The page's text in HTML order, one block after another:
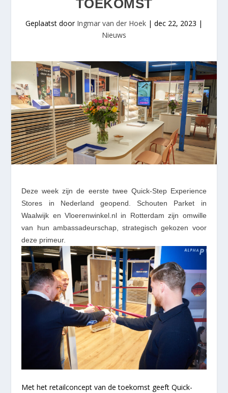
TOEKOMST
Geplaatst door Ingmar van der Hoek | dec 22, 2023 |
Nieuws
Deze week zijn de eerste twee Quick-Step Experience
Stores in Nederland geopend. Schouten Parket in
Waalwijk en Vloerenwinkel.nl in Rotterdam zijn omwille
van hun ambassadeurschap, strategisch gekozen voor
deze primeur.
Met het retailconcept van de toekomst geeft Quick-